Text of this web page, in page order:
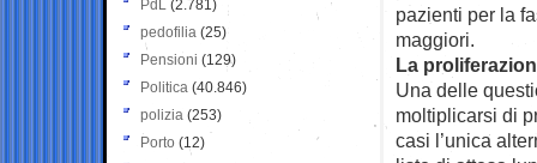
pazienti per la
maggiori.
La
Una delle
moltiplicarsi di
casi l’unica
PdL (2.781)
pedofilia (25)
Pensioni (129)
Politica (40.846)
polizia (253)
Porto (12)